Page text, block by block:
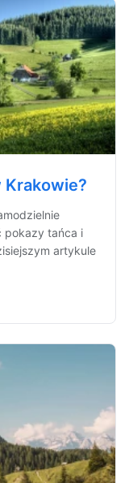
pokazy tańca i
artykule